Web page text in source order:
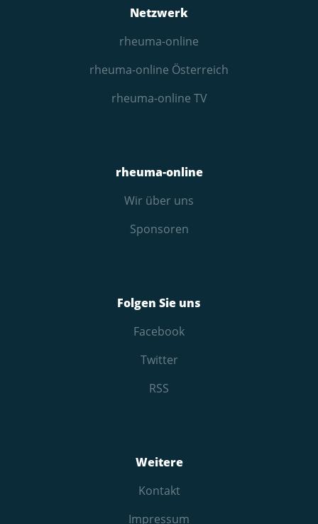
Netzwerk
rheuma-online
rheuma-online Österreich
rheuma-online TV
rheuma-online
Wir über uns
Sponsoren
Folgen Sie uns
Facebook
Twitter
RSS
Weitere
Kontakt
Impressum